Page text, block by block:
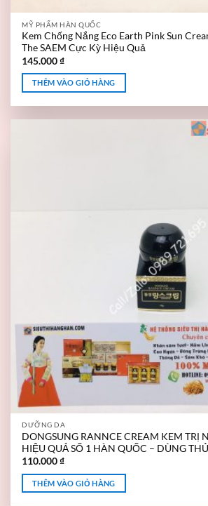
MỸ PHẨM HÀN QUỐC
Kem Chống Nắng Eco Earth Pink Sun
The SAEM Cực Kỳ Hiệu Quả
145.000₫
THÊM VÀO GIỎ HÀNG
DƯỠNG DA
DONGSUNG RANNCE CREAM KEM TRỊ
HIỆU QUẢ SỐ 1 HÀN QUỐC – DÙNG
110.000₫
THÊM VÀO GIỎ HÀNG